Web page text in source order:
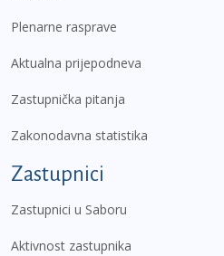
Plenarne rasprave
Aktualna prijepodneva
Zastupnička pitanja
Zakonodavna statistika
Zastupnici
Zastupnici u Saboru
Aktivnost zastupnika